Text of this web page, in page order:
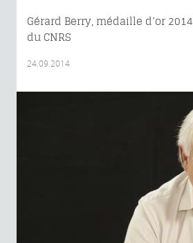
Gérard Berry, médaille d’or 2014
du CNRS
24.09.2014